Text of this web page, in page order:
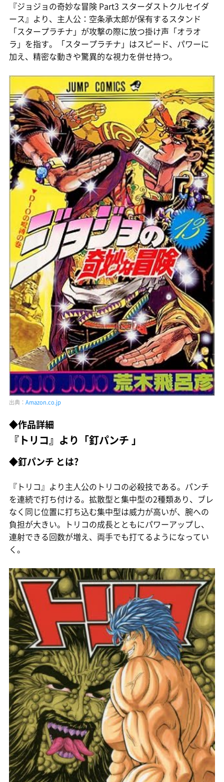
『ジョジョの奇妙な冒険 Part3 スターダストクルセイダ
ース』より、主人公：空条承太郎が保有するスタンド
「スタープラチナ」が攻撃の際に放つ掛け声「オラオ
ラ」を指す。「スタープラチナ」はスピード、パワーに
加え、精密な動きや驚異的な視力を併せ持つ。
出典： Amazon.co.jp
◆作品詳細
『トリコ』より「釘パンチ 」
◆釘パンチ とは?
『トリコ』より主人公のトリコの必殺技である。パンチ
を連続で打ち付ける。拡散型と集中型の2種類あり、ブレ
なく同じ位置に打ち込む集中型は威力が高いが、腕への
負担が大きい。トリコの成長とともにパワーアップし、
連射できる回数が増え、両手でも打てるようになってい
く。